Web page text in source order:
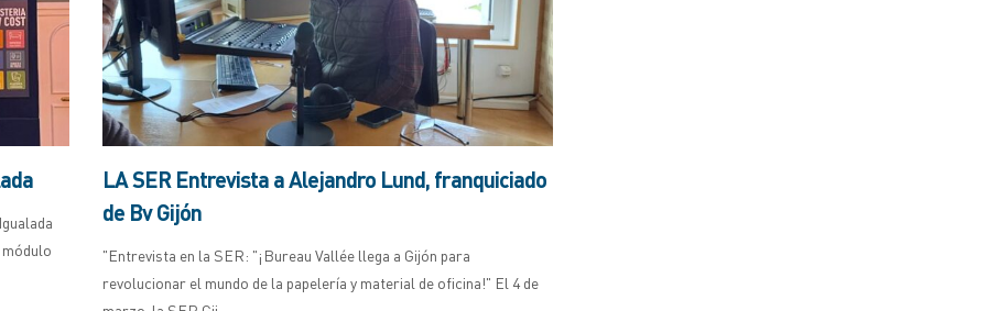
LA SER Entrevista a Alejandro Lund, franquiciado
de Bv Gijón
"Entrevista en la SER: "¡Bureau Vallée llega a Gijón para
revolucionar el mundo de la papelería y material de oficina!" El 4 de